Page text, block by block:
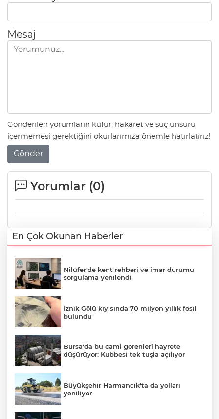
Mesaj
Gönderilen yorumların küfür, hakaret ve suç unsuru
içermemesi gerektiğini okurlarımıza önemle hatırlatırız!
Gönder
Yorumlar (0)
En Çok Okunan Haberler
Nilüfer'de kent rehberi ve imar durumu
sorgulama yenilendi
İznik Gölü kıyısında 70 milyon yıllık fosil
bulundu
Bursa'da bu cami görenleri hayrete
düşürüyor: Kubbesi tek tuşla açılıyor
Büyükşehir Harmancık'ta da yolları
yeniliyor